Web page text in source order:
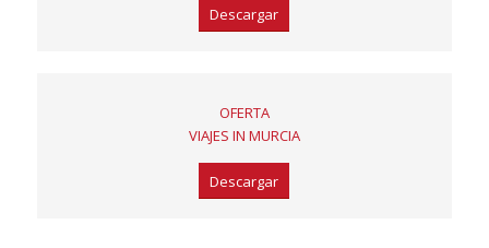
Descargar
OFERTA
VIAJES IN MURCIA
Descargar